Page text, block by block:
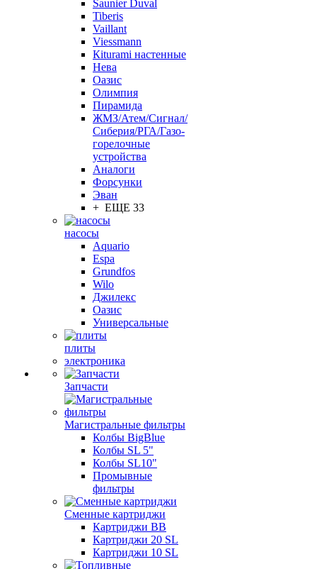
Saunier Duval
Tiberis
Vaillant
Viessmann
Кiturami настенные
Нева
Оазис
Олимпия
Пирамида
ЖМЗ/Атем/Сигнал/
Сиберия/РГА/Газо-
горелочные
устройства
Aналоги
Форсунки
Эван
+ ЕЩЕ 33
насосы
Aquario
Espa
Grundfos
Wilo
Джилекс
Оазис
Универсальные
плиты
электроника
Запчасти
Магистральные фильтры
Колбы BigBlue
Колбы SL 5"
Колбы SL10"
Промывные
фильтры
Сменные картриджи
Картриджи BB
Картриджи 20 SL
Картриджи 10 SL